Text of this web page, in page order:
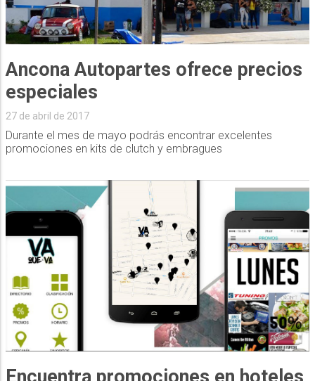
Ancona Autopartes ofrece precios
especiales
27 de abril de 2017
Durante el mes de mayo podrás encontrar excelentes
promociones en kits de clutch y embragues